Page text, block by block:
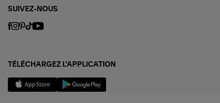
SUIVEZ-NOUS
TÉLÉCHARGEZ L'APPLICATION